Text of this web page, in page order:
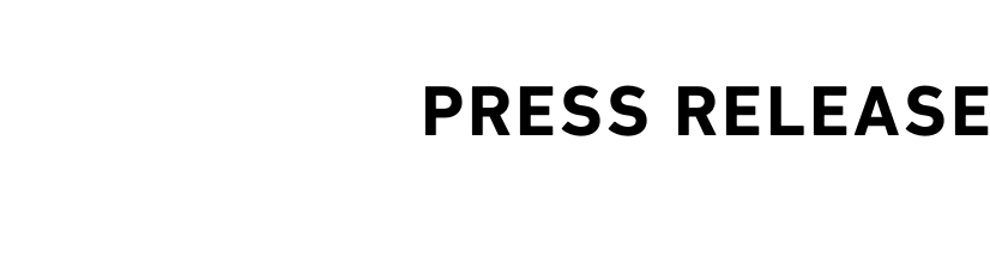
PRESS RELEASE